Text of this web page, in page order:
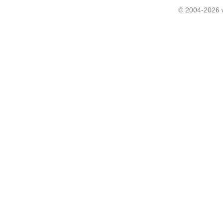
© 2004-2026